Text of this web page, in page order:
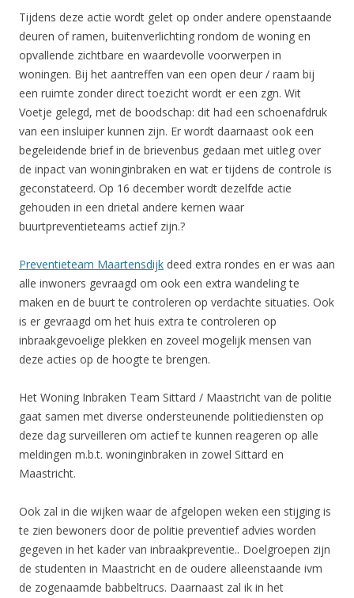
Tijdens deze actie wordt gelet op onder andere openstaande
deuren of ramen, buitenverlichting rondom de woning en
opvallende zichtbare en waardevolle voorwerpen in
woningen. Bij het aantreffen van een open deur / raam bij
een ruimte zonder direct toezicht wordt er een zgn. Wit
Voetje gelegd, met de boodschap: dit had een schoenafdruk
van een insluiper kunnen zijn. Er wordt daarnaast ook een
begeleidende brief in de brievenbus gedaan met uitleg over
de inpact van woninginbraken en wat er tijdens de controle is
geconstateerd. Op 16 december wordt dezelfde actie
gehouden in een drietal andere kernen waar
buurtpreventieteams actief zijn.?
Preventieteam Maartensdijk deed extra rondes en er was aan
alle inwoners gevraagd om ook een extra wandeling te
maken en de buurt te controleren op verdachte situaties. Ook
is er gevraagd om het huis extra te controleren op
inbraakgevoelige plekken en zoveel mogelijk mensen van
deze acties op de hoogte te brengen.
Het Woning Inbraken Team Sittard / Maastricht van de politie
gaat samen met diverse ondersteunende politiediensten op
deze dag surveilleren om actief te kunnen reageren op alle
meldingen m.b.t. woninginbraken in zowel Sittard en
Maastricht.
Ook zal in die wijken waar de afgelopen weken een stijging is
te zien bewoners door de politie preventief advies worden
gegeven in het kader van inbraakpreventie.. Doelgroepen zijn
de studenten in Maastricht en de oudere alleenstaande ivm
de zogenaamde babbeltrucs. Daarnaast zal ik in het